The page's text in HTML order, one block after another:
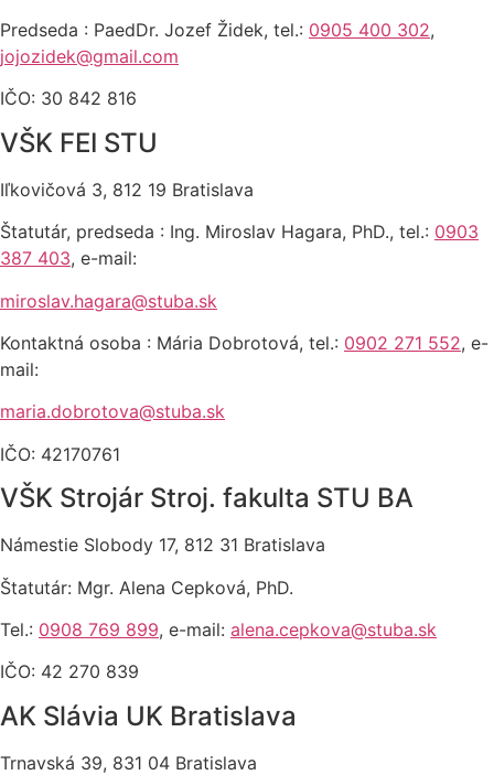
Predseda : PaedDr. Jozef Židek, tel.: 0905 400 302,
jojozidek@gmail.com
IČO: 30 842 816
VŠK FEI STU
Iľkovičová 3, 812 19 Bratislava
Štatutár, predseda : Ing. Miroslav Hagara, PhD., tel.: 0903
387 403, e-mail:
miroslav.hagara@stuba.sk
Kontaktná osoba : Mária Dobrotová, tel.: 0902 271 552, e-
mail:
maria.dobrotova@stuba.sk
IČO: 42170761
VŠK Strojár Stroj. fakulta STU BA
Námestie Slobody 17, 812 31 Bratislava
Štatutár: Mgr. Alena Cepková, PhD.
Tel.: 0908 769 899, e-mail: alena.cepkova@stuba.sk
IČO: 42 270 839
AK Slávia UK Bratislava
Trnavská 39, 831 04 Bratislava